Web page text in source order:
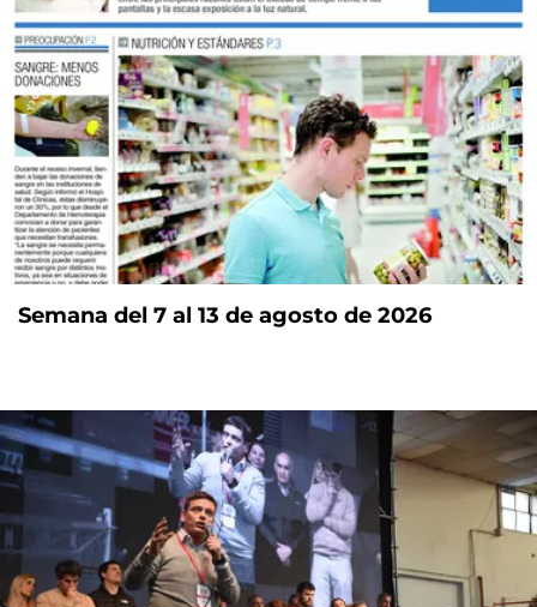
Semana del 7 al 13 de agosto de 2026